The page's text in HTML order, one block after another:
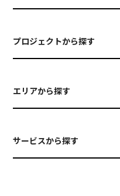
プロジェクトから探す
エリアから探す
サービスから探す